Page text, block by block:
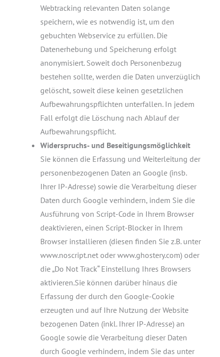
Webtracking relevanten Daten solange
speichern, wie es notwendig ist, um den
gebuchten Webservice zu erfüllen. Die
Datenerhebung und Speicherung erfolgt
anonymisiert. Soweit doch Personenbezug
bestehen sollte, werden die Daten unverzüglich
gelöscht, soweit diese keinen gesetzlichen
Aufbewahrungspflichten unterfallen. In jedem
Fall erfolgt die Löschung nach Ablauf der
Aufbewahrungspflicht.
Widerspruchs- und Beseitigungsmöglichkeit
Sie können die Erfassung und Weiterleitung der
personenbezogenen Daten an Google (insb.
Ihrer IP-Adresse) sowie die Verarbeitung dieser
Daten durch Google verhindern, indem Sie die
Ausführung von Script-Code in Ihrem Browser
deaktivieren, einen Script-Blocker in Ihrem
Browser installieren (diesen finden Sie z.B. unter
www.noscript.net oder www.ghostery.com) oder
die „Do Not Track“ Einstellung Ihres Browsers
aktivieren.Sie können darüber hinaus die
Erfassung der durch den Google-Cookie
erzeugten und auf Ihre Nutzung der Website
bezogenen Daten (inkl. Ihrer IP-Adresse) an
Google sowie die Verarbeitung dieser Daten
durch Google verhindern, indem Sie das unter